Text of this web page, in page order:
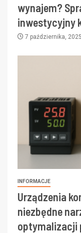
wynajem?
inwestycyjny
7 października, 2025
INFORMACJE
Urządzenia
niezbędne
optymalizacji